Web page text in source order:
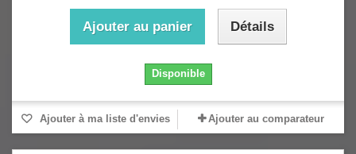
Ajouter au panier Détails
Disponible
Ajouter à ma liste d'envies Ajouter au comparateur